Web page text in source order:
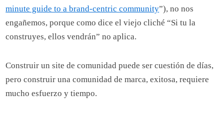
minute guide to a brand-centric community”), nonos
engañemos, porque como dice el viejo cliché “Si tu la
construyes, ellos vendrán” no aplica.
Construir un site de comunidad puede ser cuestión de días,
pero construir una comunidad de marca, exitosa, requiere
mucho esfuerzo y tiempo.